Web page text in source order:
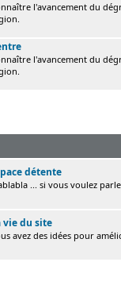
l'avancement du
l'avancement du
détente
... si vous voulez
vie du site
avez des idées pour